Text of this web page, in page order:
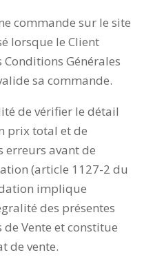
commande sur le site
lorsque le Client
Conditions Générales
sa commande.
de vérifier le détail
prix total et de
erreurs avant de
(article 1127-2 du
implique
des présentes
Vente et constitue
de vente.